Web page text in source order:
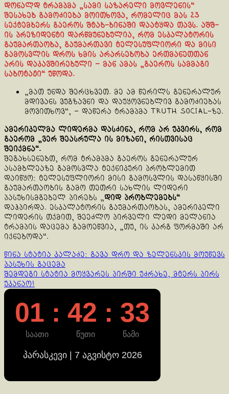
დონალდ ტრამპმა „სამი საზარელი მოვლენის“
შესახებ გამოძიება მოითხოვა, რომელიც მას 23
სექტემბერს გაეროს შტაბ-ბინაში დაატყდა თავს. აშშ-
ის პრეზიდენტი დარწმუნებულია, რომ ესკალატორის
გაუმართაობა, გაუმართავი ტელესუფლიორი და მისი
გამოსვლის დროს ხმის არარსებობა ერთმანეთთან
არის დაკავშირებული – მან ამას „გაეროს სამმაგი
საბოტაჟი“ უწოდა.
„მათ უნდა შერცხვეთ. მე ამ წერილს გენერალურ
მდივანს ვუგზავნი და დაუყოვნებლივ გამოძიებას
მოვითხოვ“, – დაწერა ტრამპმა Truth Social-ზე.
ამერიკელმა ლიდერმა დასძინა, რომ არ უკვირს, რომ
გაერომ „ვერ შეასრულა ის მიზანი, რისთვისაც
შეიქმნა“.
შეგახსენებთ, რომ ტრამპმა გაეროს გენერალურ
ასამბლეაზე გამოსვლა ტექნიკური პრობლემით
დაიწყო: ტელესუფლიორი მისი გამოსვლის დასაწყისში
გაუმართაობის გამო თეთრი სახლის ლიდერი
პასუხისმგებელ პირებს „დიდ პრობლემებს“
დაჰპირდა. ესკალატორის გაუმართაობას, ამერიკელი
ლიდერის თქმით, შეეძლო პირველი ლედი მელანია
ტრამპის დაცემა გამოეწვია, „თუ, ის კარგ ფორმაში არ
იქნებოდა“.
Continue
Reading
წინა სტატია კალაძე: გავა დრო და ზელენსკის მოუწევს
პასუხის გაცემა
შემდეგი სტატია მოყვარეს პირში უძრახე, მტერს პირს
უკანაო!
01 : 42 : 33
საათი წუთი წამი
პარასკევი | 7 აგვისტო 2026